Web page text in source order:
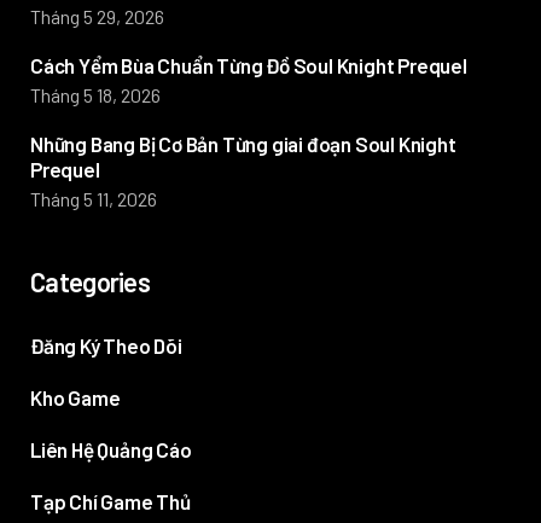
Tháng 5 29, 2026
Cách Yểm Bùa Chuẩn Từng Đồ Soul Knight Prequel
Tháng 5 18, 2026
Những Bang Bị Cơ Bản Từng giai đoạn Soul Knight
Prequel
Tháng 5 11, 2026
Categories
Đăng Ký Theo Dõi
Kho Game
Liên Hệ Quảng Cáo
Tạp Chí Game Thủ